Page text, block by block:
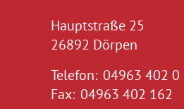
Hauptstraße 25
26892 Dörpen
Telefon: 04963 402 0
Fax: 04963 402 162